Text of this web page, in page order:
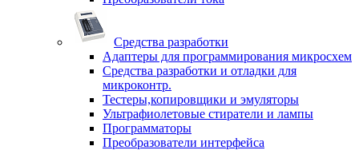
Средства разработки
Адаптеры для программирования микросхем
Средства разработки и отладки для
микроконтр.
Тестеры,копировщики и эмуляторы
Ультрафиолетовые стиратели и лампы
Программаторы
Преобразователи интерфейса